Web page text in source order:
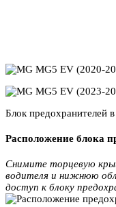
Блок предохранителей
Расположение блока
Снимите торцевую
водителя и нижнюю
доступ к блоку